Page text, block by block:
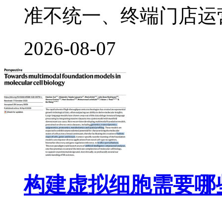
准不统一、终端门店运
2026-08-07
构建虚拟细胞需要